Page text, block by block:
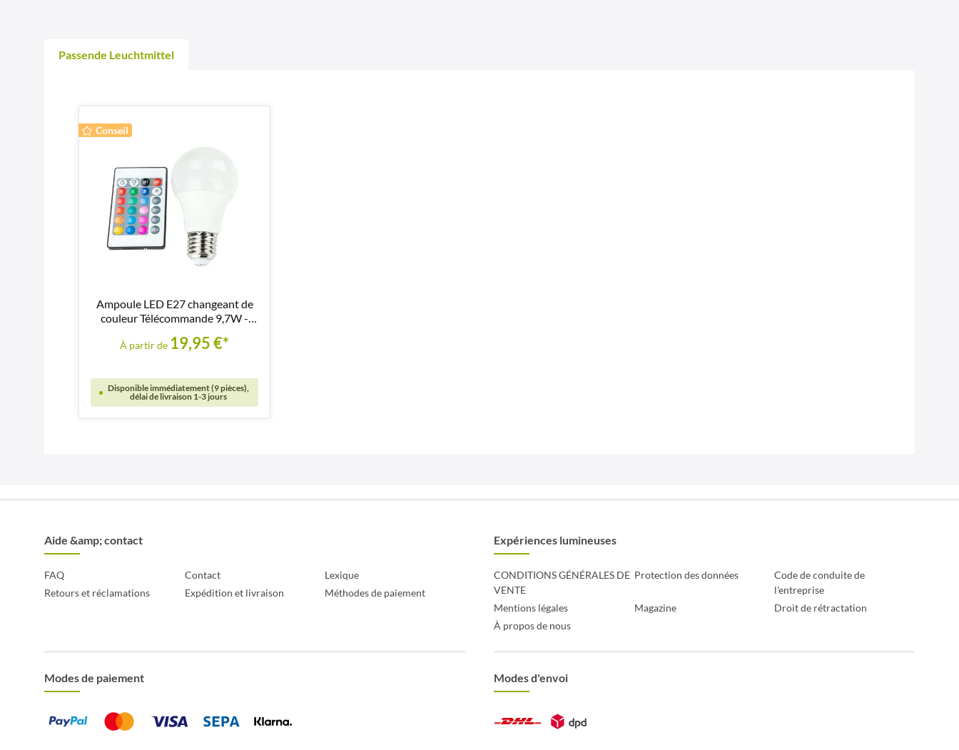
Passende Leuchtmittel
Conseil
Ampoule LED E27 changeant de
couleur Télécommande 9,7W -
À partir de 19,95 €*
Disponible immédiatement (9 pièces),
délai de livraison 1-3 jours
Aide &amp; contact
FAQ Contact
Lexique
Retours et réclamations
Expédition et livraison Méthodes de paiement
Expériences lumineuses
CONDITIONS GÉNÉRALES DE
VENTE
Protection des données
Code de conduite de
l'entreprise
Mentions légales
Magazine
Droit de rétractation
À propos de nous
Modes de paiement Modes d'envoi